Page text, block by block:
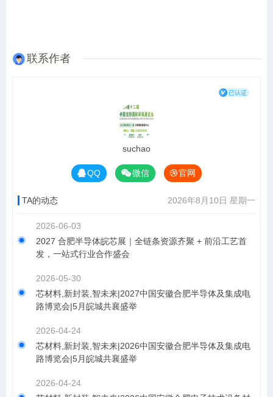
联系作者
suchao
QQ 微信 官网
TA的动态 2026年8月10日 星期一
2026-06-03
2027 合肥半导体皖芯展｜全链条资源齐聚 + 前沿工艺首
发，一站式行业合作盛会
2026-05-30
芯材料,新封装,智未来|2027中国安徽合肥半导体及集成电
路博览会|5月皖城共襄盛举
2026-04-24
芯材料,新封装,智未来|2026中国安徽合肥半导体及集成电
路博览会|5月皖城共襄盛举
2026-04-24